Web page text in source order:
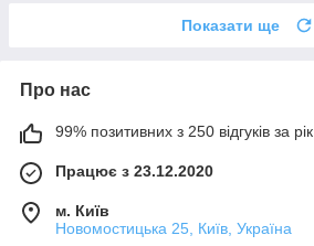
Показати ще
Про нас
99% позитивних з 250 відгуків за рік
Працює з 23.12.2020
м. Київ
Новомостицька 25, Київ, Україна